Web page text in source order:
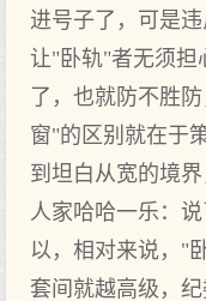
进号子了，可是
让"卧轨"者无须担
了，也就防不胜
窗"的区别就在于
到坦白从宽的境
人家哈哈一乐：
以，相对来说，"
套间就越高级，